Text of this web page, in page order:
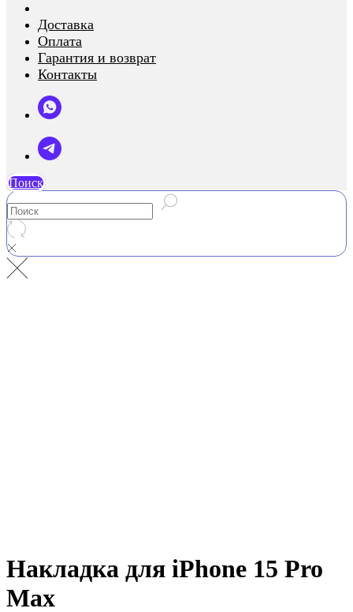
Доставка
Оплата
Гарантия и возврат
Контакты
Поиск
Накладка для iPhone 15 Pro
Max